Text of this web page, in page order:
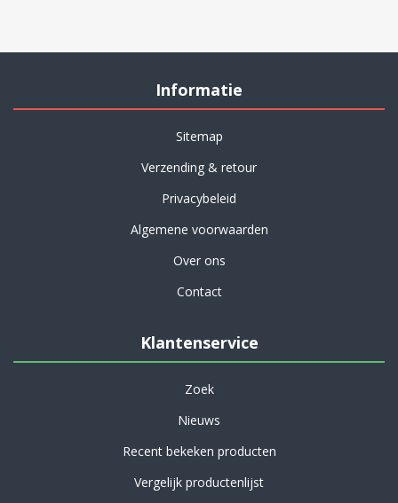
Informatie
Sitemap
Verzending & retour
Privacybeleid
Algemene voorwaarden
Over ons
Contact
Klantenservice
Zoek
Nieuws
Recent bekeken producten
Vergelijk productenlijst